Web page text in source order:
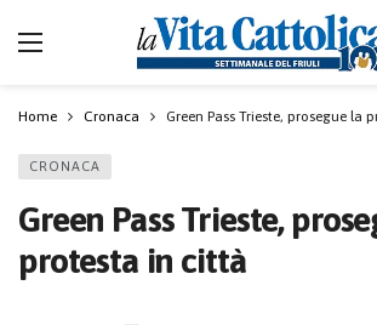
Home Cronaca Green Pass Trieste, prosegue la
CRONACA
Green Pass Trieste,
protesta in città